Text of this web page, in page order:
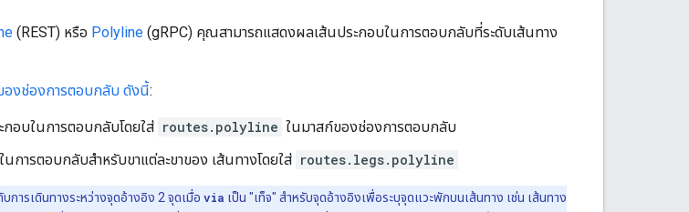
(REST) หรือ Polyline (gRPC) คุณสามารถแสดงผลเส้นประกอบในการตอบกลับที่ระดับเส้นทาง
องช่องการตอบกลับ ดังนี้:
อบในการตอบกลับโดยใส่ routes.polyline ในมาสก์ของช่องการตอบกลับ
การตอบกลับสำหรับขาแต่ละขาของ เส้นทางโดยใส่ routes.legs.polyline
การเดินทางระหว่างจุดอ้างอิง 2 จุดเมื่อ via เป็น "เท็จ" สำหรับจุดอ้างอิงเพื่อระบุจุดแวะพักบนเส้นทาง เช่น เส้นทาง